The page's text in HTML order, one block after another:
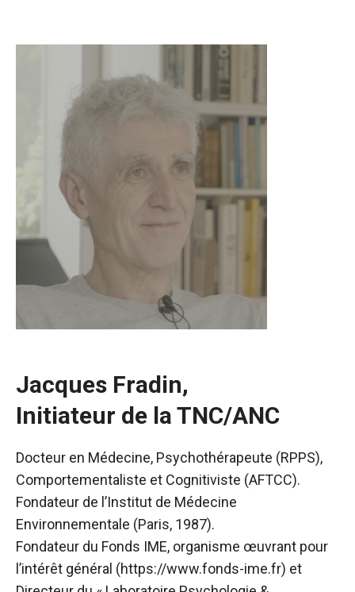
Jacques Fradin,
Initiateur de la TNC/ANC
Docteur en Médecine, Psychothérapeute (RPPS),
Comportementaliste et Cognitiviste (AFTCC).
Fondateur de l’Institut de Médecine
Environnementale (Paris, 1987).
Fondateur du Fonds IME, organisme œuvrant pour
l’intérêt général (https://www.fonds-ime.fr) et